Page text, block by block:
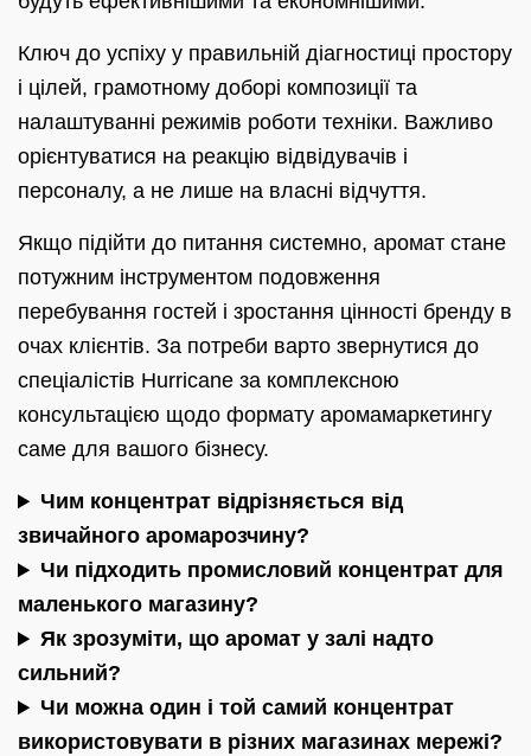
Ключ до успіху у правильній діагностиці простору
і цілей, грамотному доборі композиції та
налаштуванні режимів роботи техніки. Важливо
орієнтуватися на реакцію відвідувачів і
персоналу, а не лише на власні відчуття.
Якщо підійти до питання системно, аромат стане
потужним інструментом подовження
перебування гостей і зростання цінності бренду в
очах клієнтів. За потреби варто звернутися до
спеціалістів Hurricane за комплексною
консультацією щодо формату аромамаркетингу
саме для вашого бізнесу.
Чим концентрат відрізняється від
звичайного аромарозчину?
Чи підходить промисловий концентрат для
маленького магазину?
Як зрозуміти, що аромат у залі надто
сильний?
Чи можна один і той самий концентрат
використовувати в різних магазинах мережі?